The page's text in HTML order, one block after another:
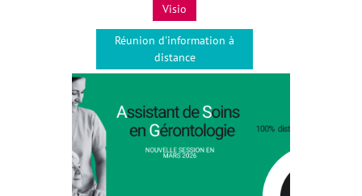
Visio
Réunion d'information à
distance